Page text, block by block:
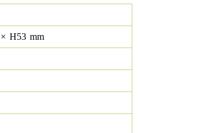
× H53 mm